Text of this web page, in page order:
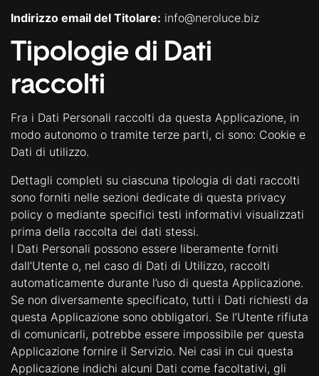
Case Study
Prodotti Custom
Portfolio
Contatti
Indirizzo email del Titolare: info@neroluce.biz
Tipologie di Dati
raccolti
Fra i Dati Personali raccolti da questa Applicazione, in
modo autonomo o tramite terze parti, ci sono: Cookie e
Dati di utilizzo.
Dettagli completi su ciascuna tipologia di dati raccolti
sono forniti nelle sezioni dedicate di questa privacy
policy o mediante specifici testi informativi visualizzati
prima della raccolta dei dati stessi.
I Dati Personali possono essere liberamente forniti
dall’Utente o, nel caso di Dati di Utilizzo, raccolti
automaticamente durante l’uso di questa Applicazione.
Se non diversamente specificato, tutti i Dati richiesti da
questa Applicazione sono obbligatori. Se l’Utente rifiuta
di comunicarli, potrebbe essere impossibile per questa
Applicazione fornire il Servizio. Nei casi in cui questa
Applicazione indichi alcuni Dati come facoltativi, gli